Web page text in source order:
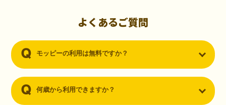
（30代・男性）
ーを知りました。クレジットカードを発行するだけでポイントが貯ま
るならと無料登録して、クレジットカードの発行やアプリダウンロー
よくあるご質問
モッピーの利用は無料ですか？
何歳から利用できますか？